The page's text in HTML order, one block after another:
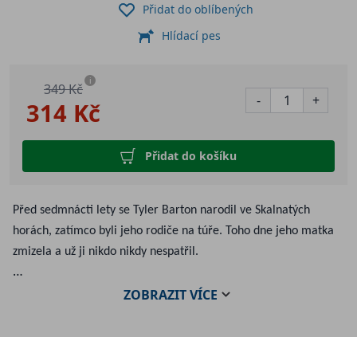
314 Kč
349 Kč i
- +
Přidat do košíku
Přidat do oblíbených
Hlídací pes
Před sedmnácti lety se Tyler Barton narodil ve Skalnatých
horách, zatímco byli jeho rodiče na túře. Toho dne jeho matka
zmizela a už ji nikdo nikdy nespatřil.
Teď se historie opakuje.ZOBRAZITVÍCE